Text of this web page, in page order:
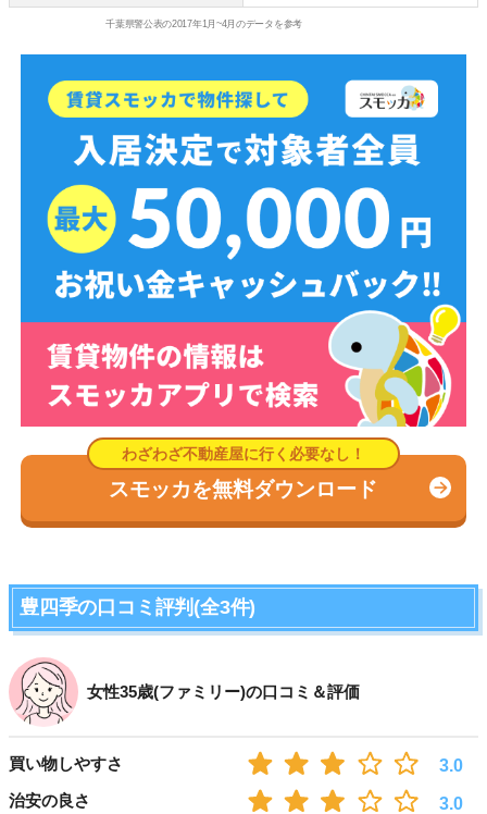
千葉県警公表の2017年1月~4月のデータを参考
スモッカを無料ダウンロード
豊四季の口コミ評判(全3件)
女性35歳(ファミリー)の口コミ＆評価
買い物しやすさ
3.0
治安の良さ
3.0